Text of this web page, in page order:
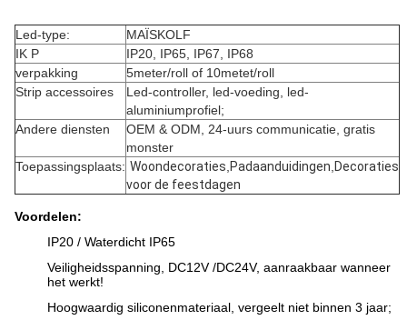
Led-type:
MAÏSKOLF
IK P
IP20, IP65, IP67, IP68
verpakking
5meter/roll of 10metet/roll
Strip accessoires
Led-controller, led-voeding, led-
aluminiumprofiel;
Andere diensten
OEM & ODM, 24-uurs communicatie, gratis
monster
Toepassingsplaats: Woondecoraties Padaanduidingen Decoraties
voor de feestdagen
Voordelen:
IP20 / Waterdicht IP65
Veiligheidsspanning, DC12V /DC24V, aanraakbaar wanneer
het werkt!
Hoogwaardig siliconenmateriaal, vergeelt niet binnen 3 jaar;